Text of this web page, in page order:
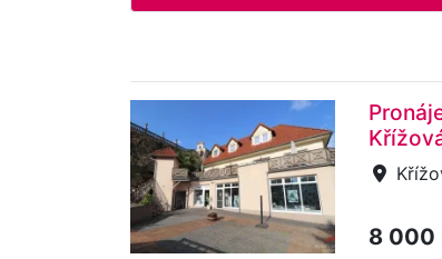
8 000